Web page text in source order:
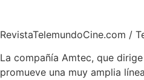
RevistaTelemundoCine.com /
La compañía Amtec, que
promueve una muy amplia